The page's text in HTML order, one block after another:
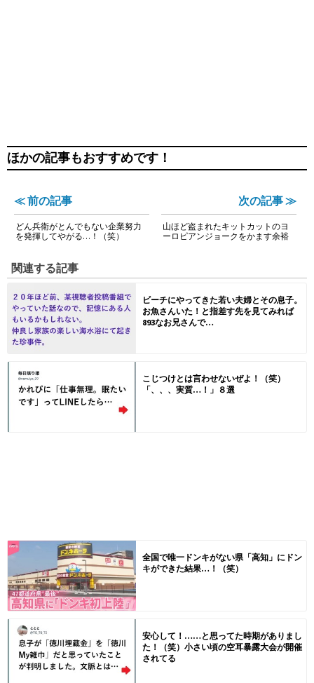
ほかの記事もおすすめです！
≪ 前の記事
どん兵衛がとんでもない企業努力
を発揮してやがる…！（笑）
次の記事 ≫
山ほど盗まれたキットカットのヨ
ーロピアンジョークをかます余裕
関連する記事
ビーチにやってきた若い夫婦とその息子。
お魚さんいた！と指差す先を見てみれば
893なお兄さんで…
こじつけとは言わせないぜよ！（笑）
「、、、実質…！」８選
全国で唯一ドンキがない県「高知」にドン
キができた結果…！（笑）
安心して！……と思ってた時期がありまし
た！（笑）小さい頃の空耳暴露大会が開催
されてる